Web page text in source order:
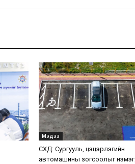
Мэдээ
СХД: Сургууль, цэцэрлэгийн
автомашины зогсоолыг